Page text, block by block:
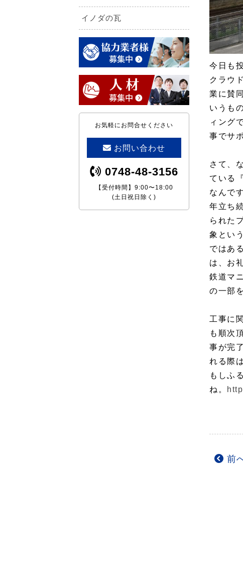
今日も
クラウ
業に賛
いうも
ィング
事でサ
さて、
ている
なんで
年立ち
られた
象とい
ではあ
は、お
鉄道マ
の一部
工事に
も順次
事が完
れる際
もしふ
ね。
前
イノダの瓦
お気軽にお問合せください
お問い合わせ
0748-48-3156
【受付時間】9:00〜18:00
(土日祝日除く)